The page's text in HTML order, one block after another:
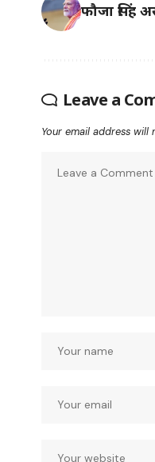
फौजा सिंह
Leave a
Your email address will